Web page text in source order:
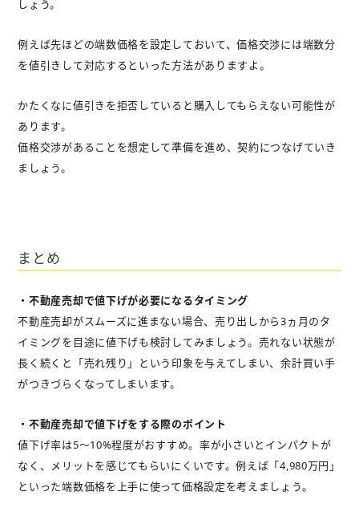
しょう。
例えば先ほどの端数価格を設定しておいて、価格交渉には端数分
を値引きして対応するといった方法がありますよ。
かたくなに値引きを拒否していると購入してもらえない可能性が
あります。
価格交渉があることを想定して準備を進め、契約につなげていき
ましょう。
まとめ
・不動産売却で値下げが必要になるタイミング
不動産売却がスムーズに進まない場合、売り出しから3ヵ月のタ
イミングを目途に値下げも検討してみましょう。売れない状態が
長く続くと「売れ残り」という印象を与えてしまい、余計買い手
がつきづらくなってしまいます。
・不動産売却で値下げをする際のポイント
値下げ率は5～10%程度がおすすめ。率が小さいとインパクトが
なく、メリットを感じてもらいにくいです。例えば「4,980万円」
といった端数価格を上手に使って価格設定を考えましょう。